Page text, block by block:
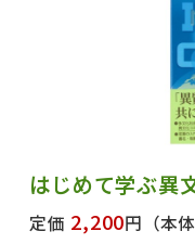
はじめて学ぶ異
定価 2,200円 （本